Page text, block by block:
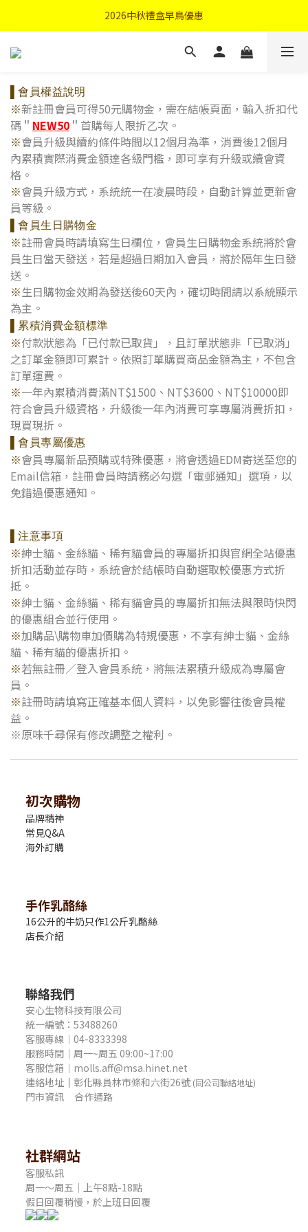
首購優惠輸入"N50"現折50元
2026中秋禮盒早鳥優惠
首購優惠輸入"N50"現折50元
▌會員權益說明
※新註冊會員可得50元購物金，需在結帳頁面，輸入折扣代
碼＂ NEW50 ＂首購每人限折乙次。
※會員升級與續約條件時間以12個月為準，消費後12個月
內累積實際消費金額達各級門檻，即可享有升級或續會資
格 。
※會員升級方式，系統統一在凌晨時段，自動計算並更新會
員等級。
▌會員生日購物金
※註冊會員時請填寫生日欄位，會員生日購物金系統將於會
員生日當天發送，若是超過日期加入會員，將於隔年生日發
送。
※生日購物金效期為發送後60天內，確切時間請以系統顯示
為主。
▌累積消費金額標準
※付款狀態為「已付款已取貨」，且訂單狀態非「已取消」
之訂單金額即可累計。依照訂單購買商品金額為主，不包含
訂單運費。
※一年內累積消費滿NT$1500、NT$3600、NT$10000即
符合會員升級資格，升級後一年內消費可享專屬消費折扣，
現買現折。
▌會員專屬優惠
※會員專屬新品預購或特殊優惠，將會透過EDM寄送至您的
Email信箱，註冊會員時請務必勾選「電郵通知」選項，以
免錯過優惠通知。
▌注意事項
※紳士貓、金絲貓、稀有貓會員的專屬折扣與官網全站優惠
折扣活動並存時，系統會於結帳時自動選取較優惠方式折
抵。
※紳士貓、金絲貓、稀有貓會員的專屬折扣無法與限時快閃
的優惠組合並行使用。
※加購品\購物車加價購為特規優惠，不享有紳士貓、金絲
貓、稀有貓的優惠折扣。
※若無註冊／登入會員系統，將無法累積升級成為專屬會
員。
※註冊時請填寫正確基本個人資料，以免影響往後會員權
益。
※原味千尋保有修改調整之權利。
初次購物
品牌精神
常見Q&A
海外訂購
手作乳酪絲
16公升的牛奶只作1公斤乳酪絲
店長介紹
聯絡我們
安心生物科技有限公司
統一編號：53488260
客服專線｜04-8333398
服務時間｜周一~周五 09:00~17:00
客服信箱｜molls.aff@msa.hinet.net
連絡地址 ｜ 彰化縣員林市條和六街26號 (同公司聯絡地址)
門市資訊 合作通路
社群網站
客服私訊
周一～周五｜上午8點-18點
假日回覆稍慢，於上班日回覆